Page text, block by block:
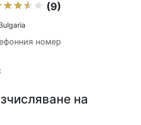
(9)
номер
на